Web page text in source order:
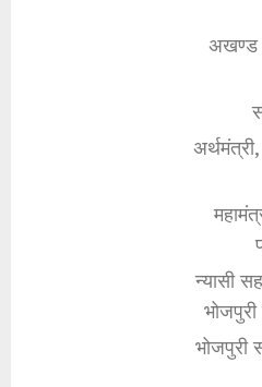
अखण्ड
न्यासी
भोजपुरी